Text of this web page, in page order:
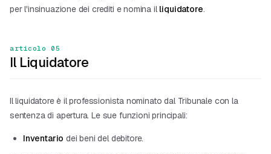
per l'insinuazione dei crediti e nomina illiquidatore.
articolo 05
Il Liquidatore
Il liquidatore è il professionista nominato dal Tribunale con la
sentenza di apertura. Le sue funzioni principali:
Inventario dei beni del debitore.